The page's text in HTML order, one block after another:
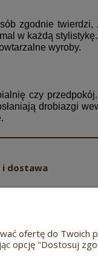
zgodnie
w każdą
wyroby.
czy
drobiazgi
i dostawa
dostawy
ofertę do
opcję "Dostosuj